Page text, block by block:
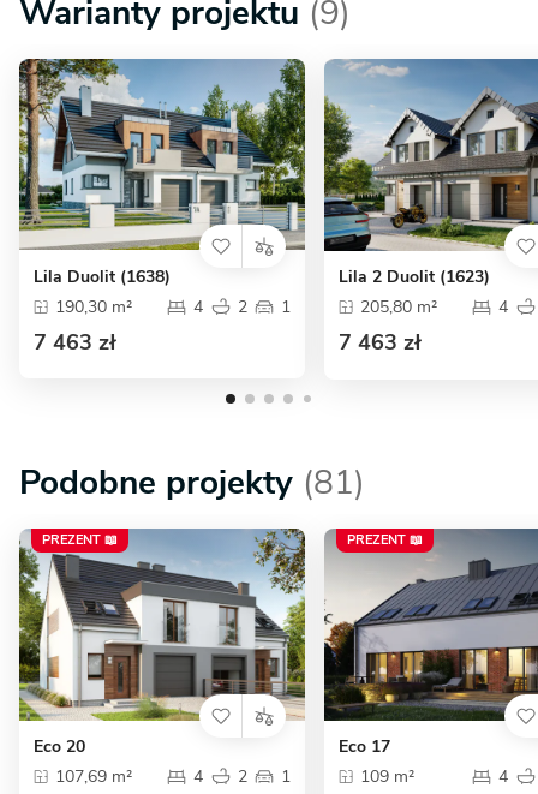
Warianty projektu (9)
Lila Duolit (1638)
190,30 m²
4 2 1
7 463 zł
Lila 2 Duolit (1623)
205,80 m²
4
7 463 zł
Podobne projekty (81)
PREZENT 📖
Eco 20
107,69 m²
4 2 1
PREZENT 📖
Eco 17
109 m²
4